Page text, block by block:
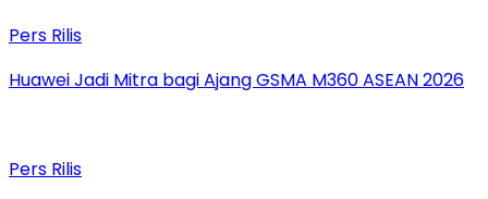
Pers Rilis
Huawei Jadi Mitra bagi Ajang GSMA M360 ASEAN 2026
Pers Rilis